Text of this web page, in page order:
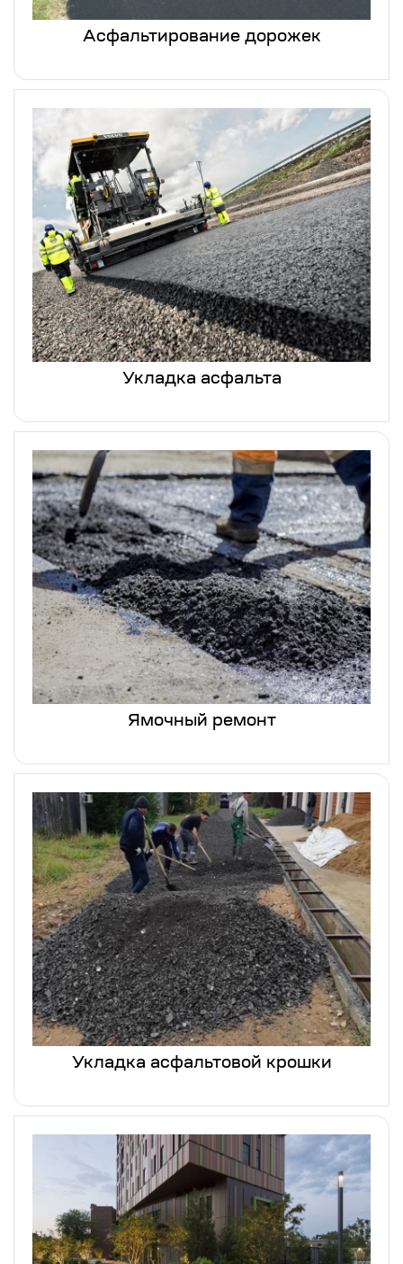
Асфальтирование дорожек
Укладка асфальта
Ямочный ремонт
Укладка асфальтовой крошки